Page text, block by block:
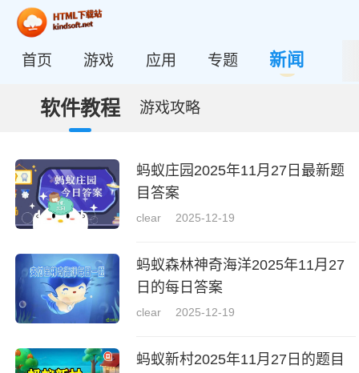
首页 游戏 应用 专题 新闻
软件教程 游戏攻略
蚂蚁庄园2025年11月27日最新题
目答案
clear 2025-12-19
蚂蚁森林神奇海洋2025年11月27
日的每日答案
clear 2025-12-19
蚂蚁新村2025年11月27日的题目